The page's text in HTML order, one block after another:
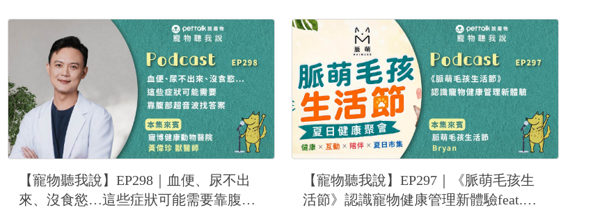
【寵物聽我說】EP298｜血便、尿不出
來、沒食慾…這些症狀可能需要靠腹部
【寵物聽我說】EP297｜《脈萌毛孩生
活節》認識寵物健康管理新體驗feat.脈